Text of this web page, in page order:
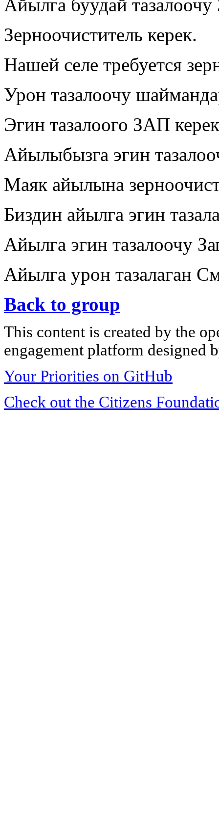
Айылга буудай
Зерноочиститель керек.
Нашей селе требуется
Урон тазалоочу
Эгин тазалоого ЗАП керек
Айылыбызга эгин
Маяк айылына
Биздин айылга эгин
Айылга эгин тазалоочу
Айылга урон тазалаган
Back to group
This content is created by the
engagement platform designed
Your Priorities on GitHub
Check out the Citizens